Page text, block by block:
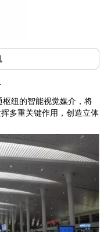
纽的智能视觉媒介，将
多重关键作用，创造立体